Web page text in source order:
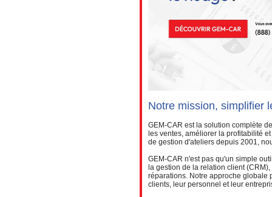
Notre mission, simplifier
GEM-CAR est la solution complète
les ventes, améliorer la profitabilité
de gestion d'ateliers depuis 2001,
GEM-CAR n'est pas qu'un simple
la gestion de la relation client
réparations. Notre approche globale
clients, leur personnel et leur